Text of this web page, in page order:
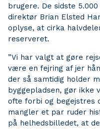
brugere. De sidste
direktør Brian Elsted
oplyse, at cirka
reserveret.
”Vi har valgt at gøre
være en fejring af jer
der så samtidig holder
byggepladsen, gør ikke
ofte forbi og begejstres
mangler et par ruder
på helhedsbilledet, at